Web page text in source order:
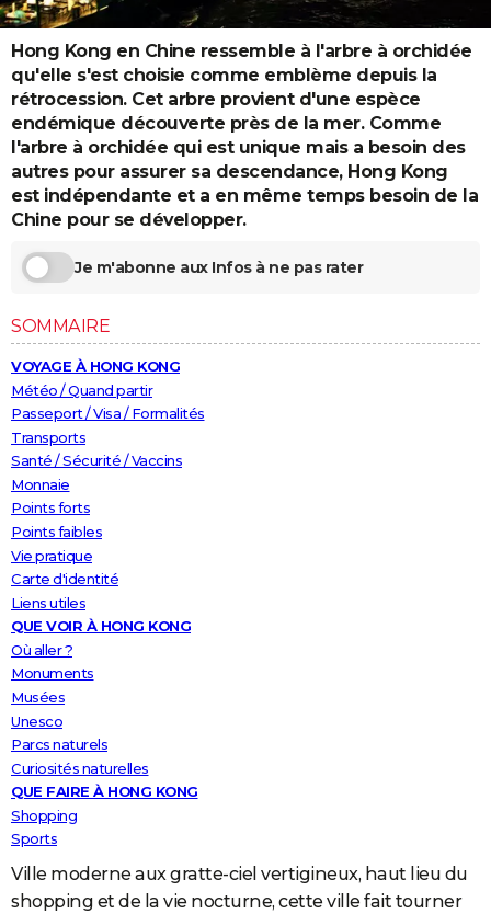
Destinations
City break
Voyage nature
Voyage de noces
Forum
Climat
+
PHOTO
GUIDES D'ACHAT
BONS PLANS
CARTE DE VOEUX
Carte de Noël
Carte Bonne année
Carte Saint-Valentin
Carte Pâques
Carte d'anniversaire
DICTIONNAIRE
PROGRAMME TV
S'inscrire
Se connecter
Lycées
Collèges
Primaires
Universités
Entreprises
Service militaire
Avis de recherche
AVIS DE DÉCÈS
FORUM
Bricolage
Lifestyle
Culture
Sport
Auto
Television
Voyage
Cinema
Hong Kong en Chine ressemble à l'arbre à orchidée
qu'elle s'est choisie comme emblème depuis la
rétrocession. Cet arbre provient d'une espèce
endémique découverte près de la mer. Comme
l'arbre à orchidée qui est unique mais a besoin des
autres pour assurer sa descendance, Hong Kong
est indépendante et a en même temps besoin de la
Chine pour se développer.
Je m'abonne aux Infos à ne pas rater
SOMMAIRE
VOYAGE À HONG KONG
Météo / Quand partir
Passeport / Visa / Formalités
Transports
Santé / Sécurité / Vaccins
Monnaie
Points forts
Points faibles
Vie pratique
Carte d'identité
Liens utiles
QUE VOIR À HONG KONG
Où aller ?
Monuments
Musées
Unesco
Parcs naturels
Curiosités naturelles
QUE FAIRE À HONG KONG
Shopping
Sports
Ville moderne aux gratte-ciel vertigineux, haut lieu du
shopping et de la vie nocturne, cette ville fait tourner